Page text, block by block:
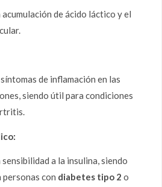
acumulación de ácido láctico y el
de inflamación en las
siendo útil para condiciones
a la insulina, siendo
personas con diabetes tipo 2 o